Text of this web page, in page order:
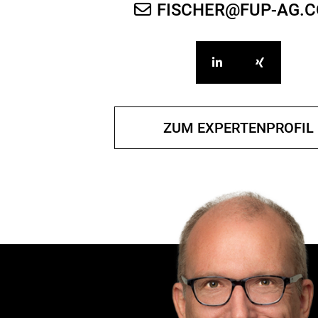
FISCHER@FUP-
ZUM EXPERTENPROFIL